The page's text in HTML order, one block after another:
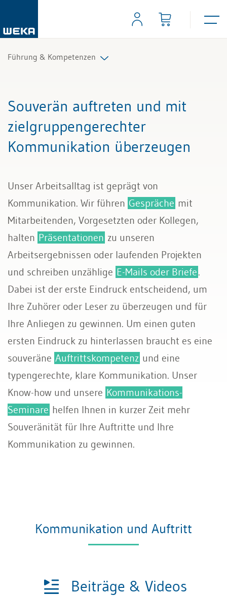
Führung & Kompetenzen
Selbstmanagement
Kommunikation und Auftritt
Souverän auftreten und mit
zielgruppengerechter
Kommunikation überzeugen
Unser Arbeitsalltag ist geprägt von
Kommunikation. Wir führen Gespräche mit
Mitarbeitenden, Vorgesetzten oder Kollegen,
halten Präsentationen zu unseren
Arbeitsergebnissen oder laufenden Projekten
und schreiben unzählige E-Mails oder Briefe.
Dabei ist der erste Eindruck entscheidend, um
Ihre Zuhörer oder Leser zu überzeugen und für
Ihre Anliegen zu gewinnen. Um einen guten
ersten Eindruck zu hinterlassen braucht es eine
souveräne Auftrittskompetenz und eine
typengerechte, klare Kommunikation. Unser
Know-how und unsere Kommunikations-
Seminare helfen Ihnen in kurzer Zeit mehr
Souveränität für Ihre Auftritte und Ihre
Kommunikation zu gewinnen.
Kommunikation und Auftritt
Beiträge & Videos